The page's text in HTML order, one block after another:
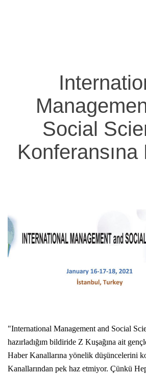
Social
Konferansına
"International Management and Social
hazırladığım bildiride Z Kuşağına ait
Haber Kanallarına yönelik düşüncelerini
Kanallarından pek haz etmiyor. Çünkü